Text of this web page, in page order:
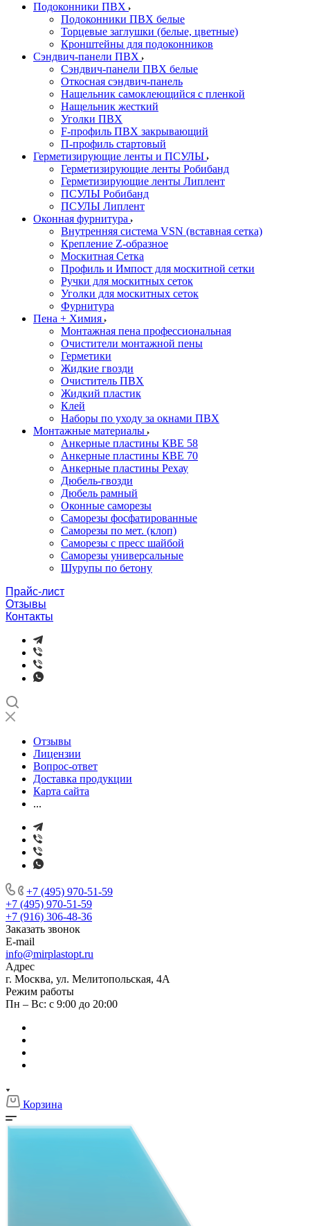
Подоконники ПВХ
Подоконники ПВХ белые
Торцевые заглушки (белые, цветные)
Кронштейны для подоконников
Сэндвич-панели ПВХ
Сэндвич-панели ПВХ белые
Откосная сэндвич-панель
Нащельник самоклеющийся с пленкой
Нащельник жесткий
Уголки ПВХ
F-профиль ПВХ закрывающий
П-профиль стартовый
Герметизирующие ленты и ПСУЛЫ
Герметизирующие ленты Робибанд
Герметизирующие ленты Липлент
ПСУЛЫ Робибанд
ПСУЛЫ Липлент
Оконная фурнитура
Внутренняя система VSN (вставная сетка)
Крепление Z-образное
Москитная Сетка
Профиль и Импост для москитной сетки
Ручки для москитных сеток
Уголки для москитных сеток
Фурнитура
Пена + Химия
Монтажная пена профессиональная
Очистители монтажной пены
Герметики
Жидкие гвозди
Очиститель ПВХ
Жидкий пластик
Клей
Наборы по уходу за окнами ПВХ
Монтажные материалы
Анкерные пластины КВЕ 58
Анкерные пластины КВЕ 70
Анкерные пластины Рехау
Дюбель-гвозди
Дюбель рамный
Оконные саморезы
Саморезы фосфатированные
Саморезы по мет. (клоп)
Саморезы с пресс шайбой
Саморезы универсальные
Шурупы по бетону
Прайс-лист
Отзывы
Контакты
Отзывы
Лицензии
Вопрос-ответ
Доставка продукции
Карта сайта
...
+7 (495) 970-51-59
+7 (495) 970-51-59
+7 (916) 306-48-36
Заказать звонок
E-mail
info@mirplastopt.ru
Адрес
г. Москва, ул. Мелитопольская, 4А
Режим работы
Пн – Вс: с 9:00 до 20:00
Корзина